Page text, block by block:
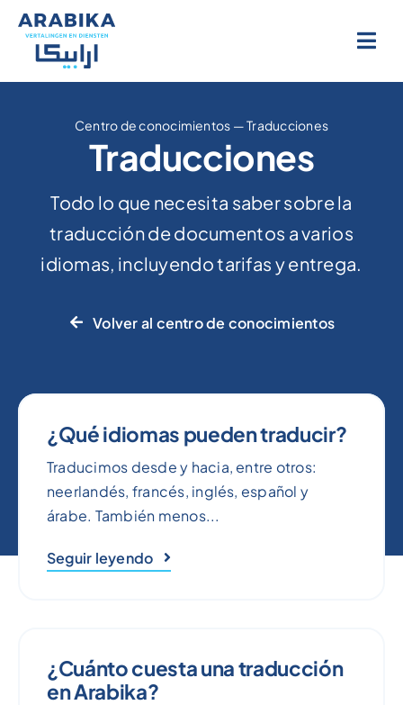
contenido
Centro de conocimientos —Traducciones
Traducciones
Todo lo que necesita saber sobre la
traducción de documentos a varios
idiomas, incluyendo tarifas y entrega.
Volver al centro de conocimientos
¿Qué idiomas pueden traducir?
Traducimos desde y hacia, entre otros:
neerlandés, francés, inglés, español y
árabe. También menos...
Seguir leyendo
¿Cuánto cuesta una traducción
en Arabika?